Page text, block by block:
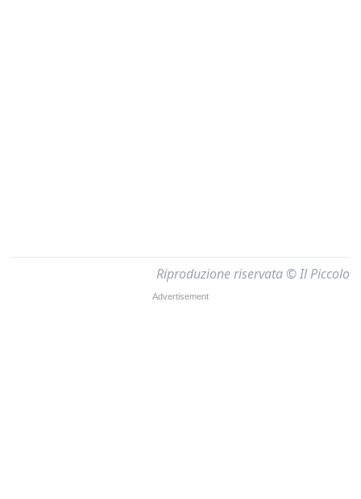
Riproduzione riservata © Il Piccolo